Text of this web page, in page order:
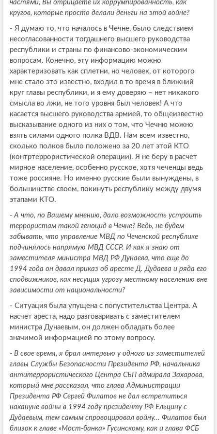
частями, Вы отрицаете их коррумпированность, как
кругов, которые просто делали деньги на этой войне?
- Я думаю то, что началось в Чечне, было следствием
несогласованности тогдашнего высшего руководства
республики и страны по финансово-экономическим
вопросам. Конечно, эту информацию можно
характеризовать как сплетни, но человек, от которого
мне стало это известно, входил в то время в ближний
круг главы республики, и я ему доверяю – нет никакого
смысла во лжи, не того уровня был человек! А что
касается высшего руководства армией, то общеизвестно
высказывание одного из них о том, что Чечню можно
взять силами одного полка ВДВ. Нам всем известно,
сколько полков было положено за 20 лет этой КТО
(контртеррористической операции). Я не беру в расчет
мирное население, особенно русское, хотя чеченцы ведь
тоже россияне. Но именно русские были вынуждены, в
большинстве своем, покинуть республику между двумя
этапами КТО.
- А что, по Вашему мнению, дало возможность устроить
террористам такой геноцид в Чечне? Ведь, не будем
забывать, что управление МВД по Чеченской республике
подчинялось напрямую МВД СССР. И как я знаю от
заместителя министра МВД РФ Дунаева, что еще до
1994 года он давал приказ об аресте Д. Дудаева и ряда его
сподвижников, как несущих угрозу местному населению вне
зависимости от национальности?
- Ситуация была упущена с попустительства Центра. А
насчет ареста, надо разговаривать с заместителем
министра Дунаевым, он должен обладать более
значимой информацией по этому вопросу.
- В свое время, я брал интервью у одного из заместителей
главы Службы Безопасности Президента РФ, начальника
антитеррористического Центра СБП адмирала Захарова,
который мне рассказал, что глава Администрации
Президента РФ Сергей Филатов не дал встретиться
накануне войны в 1994 году президенту РФ Ельцину с
Дудаевым, тем самым спровоцировал войну... Филатов был
близок к главе «Мост-банка» Гусинскому, как и глава ФСБ